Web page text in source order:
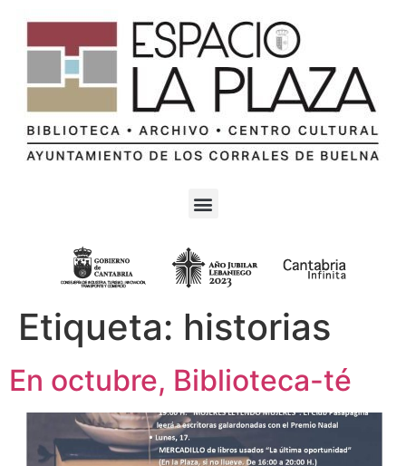
Etiqueta: historias
En octubre, Biblioteca-té